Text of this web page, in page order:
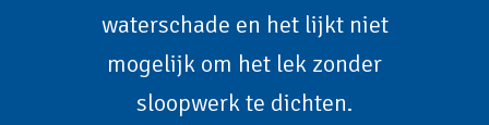
waterschade en het lijkt niet
mogelijk om het lek zonder
sloopwerk te dichten.